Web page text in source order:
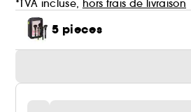
*TVA incluse, hors frais de livraison
5 pieces